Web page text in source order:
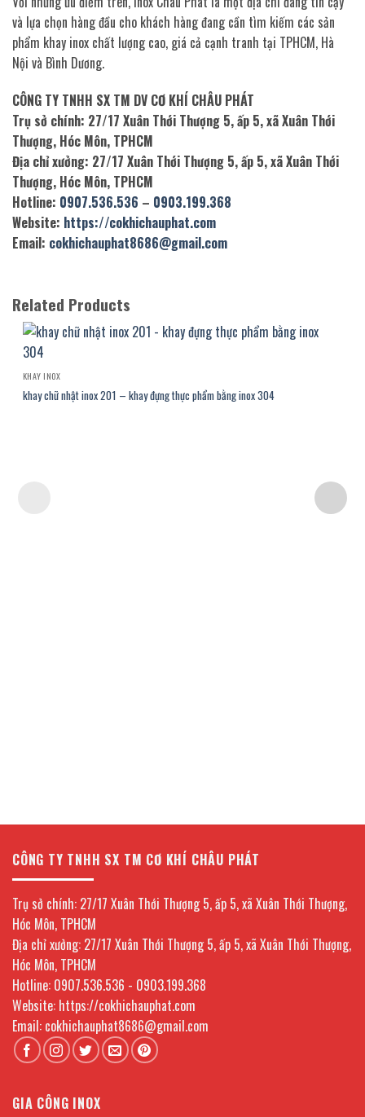
và lựa chọn hàng đầu cho khách hàng đang cần tìm kiếm các sản
phẩm khay inox chất lượng cao, giá cả cạnh tranh tại TPHCM, Hà
Nội và Bình Dương.
CÔNG TY TNHH SX TM DV CƠ KHÍ CHÂU PHÁT
Trụ sở chính: 27/17 Xuân Thới Thượng 5, ấp 5, xã Xuân Thới
Thượng, Hóc Môn, TPHCM
Địa chỉ xưởng: 27/17 Xuân Thới Thượng 5, ấp 5, xã Xuân Thới
Thượng, Hóc Môn, TPHCM
Hotline: 0907.536.536 – 0903.199.368
Website: https://cokhichauphat.com
Email: cokhichauphat8686@gmail.com
Related Products
KHAY INOX
khay chữ nhật inox 201 – khay đựng thực phẩm bằng inox 304
CÔNG TY TNHH SX TM CƠ KHÍ CHÂU PHÁT
Trụ sở chính: 27/17 Xuân Thới Thượng 5, ấp 5, xã Xuân Thới Thượng,
Hóc Môn, TPHCM
Địa chỉ xưởng: 27/17 Xuân Thới Thượng 5, ấp 5, xã Xuân Thới Thượng,
Hóc Môn, TPHCM
Hotline: 0907.536.536 - 0903.199.368
Website: https://cokhichauphat.com
Email: cokhichauphat8686@gmail.com
GIA CÔNG INOX